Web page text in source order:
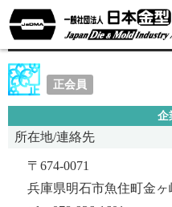
明石プラスチック
正会員
企
所在地/連絡先
〒674-0071
兵庫県明石市魚住町金ヶ